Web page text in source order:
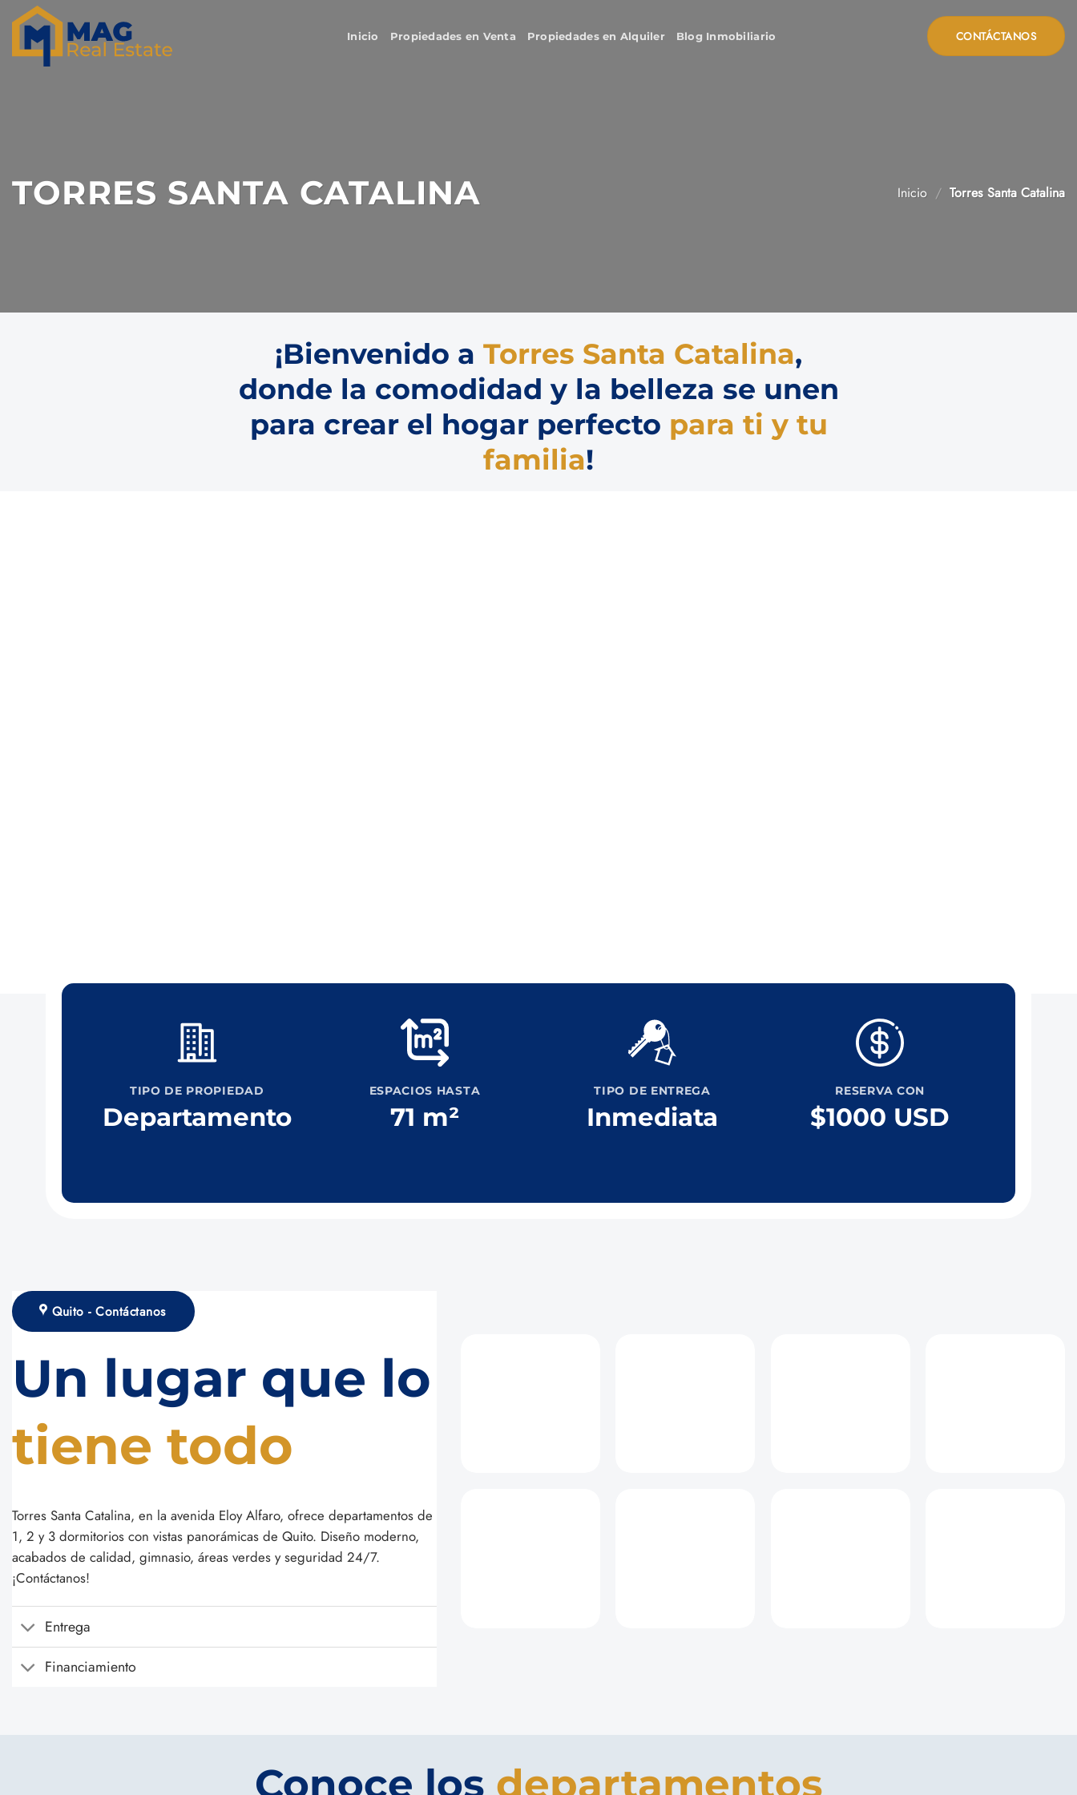
Saltar
contenido
Inicio Propiedades en Venta Propiedades en Alquiler Blog Inmobiliario CONTÁCTANOS
TORRES SANTA CATALINA Inicio / Torres Santa Catalina
¡Bienvenido a Torres Santa Catalina,
donde la comodidad y la belleza se unen
para crear el hogar perfecto para ti y tu
familia!
TIPO DE PROPIEDAD
Departamento
ESPACIOS HASTA
71 m²
TIPO DE ENTREGA
Inmediata
RESERVA CON
$1000 USD
Quito - Contáctanos
Un lugar que lo
tiene todo
Torres Santa Catalina, en la avenida Eloy Alfaro, ofrece departamentos de
1, 2 y 3 dormitorios con vistas panorámicas de Quito. Diseño moderno,
acabados de calidad, gimnasio, áreas verdes y seguridad 24/7.
¡Contáctanos!
Entrega
Financiamiento
Conoce los departamentos